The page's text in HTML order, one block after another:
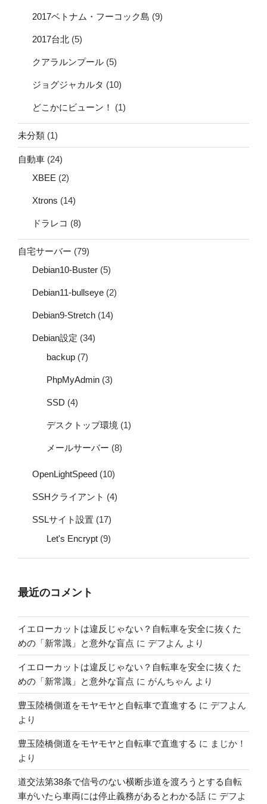
2017ベトナム・フーコック島 (9)
2017台北 (5)
クアラルンプール (5)
ジョグジャカルタ (10)
どこかにビューン！ (1)
未分類 (1)
自動車 (24)
XBEE (2)
Xtrons (14)
ドラレコ (8)
自宅サーバー (79)
Debian10-Buster (5)
Debian11-bullseye (2)
Debian9-Stretch (14)
Debian設定 (34)
backup (7)
PhpMyAdmin (3)
SSD (4)
デスクトップ環境 (1)
メールサーバー (8)
OpenLightSpeed (10)
SSHクライアント (4)
SSLサイト設置 (17)
Let's Encrypt (9)
最近のコメント
イエローカットは違反じゃない？自転車を安全に抜くた
めの「新常識」と意外な盲点 に デフよん より
イエローカットは違反じゃない？自転車を安全に抜くた
めの「新常識」と意外な盲点 に がんちゃん より
豊玉陸橋側道をモヤモヤと自転車で直進する に デフよん
より
豊玉陸橋側道をモヤモヤと自転車で直進する に まじか！
より
道交法第38条で信号のない横断歩道を渡ろうとする自転
車がいたら車両には停止義務があるとわかる話 に デフよ